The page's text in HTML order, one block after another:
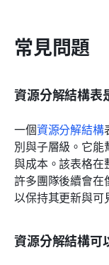
常見問題
資源分解結構表
一個資源分解結構
別與子層級。它
與成本。該表格在
許多團隊後續會在
以保持其更新與可
資源分解結構可